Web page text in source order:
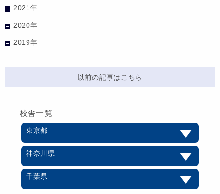
2021年
2020年
2019年
以前の記事はこちら
校舎一覧
東京都
神奈川県
千葉県